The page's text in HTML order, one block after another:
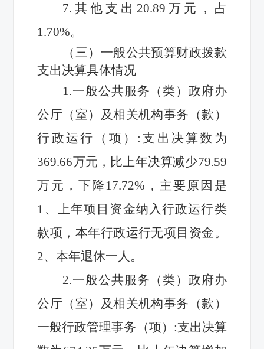
7.其他支出20.89万元， 占
1.70%。
（三）一般公共预算财政拨款
支出决算具体情况
1.一般公共服务（类）政府办
公厅（室）及相关机构事务（款）
行政运行（项）: 支出决算数 为
369.66万元，比上年决算减少79.59
万元，下降 17.72%，主要原因是
1、上年项目资金纳入行政运行类
款项，本年行政运行无项目资金。
2、本年退休一人。
2.一般公共服务（类）政府办
公厅（室）及相关机构事务（款）
一般行政管理事务（项）:支出决算